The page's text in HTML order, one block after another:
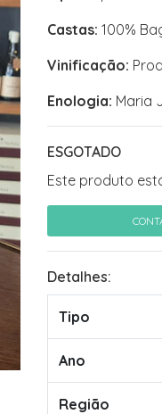
Castas: 100%
Vinificação:
Enologia: Maria
ESGOTADO
Este produto
Detalhes:
Tipo
Ano
Região